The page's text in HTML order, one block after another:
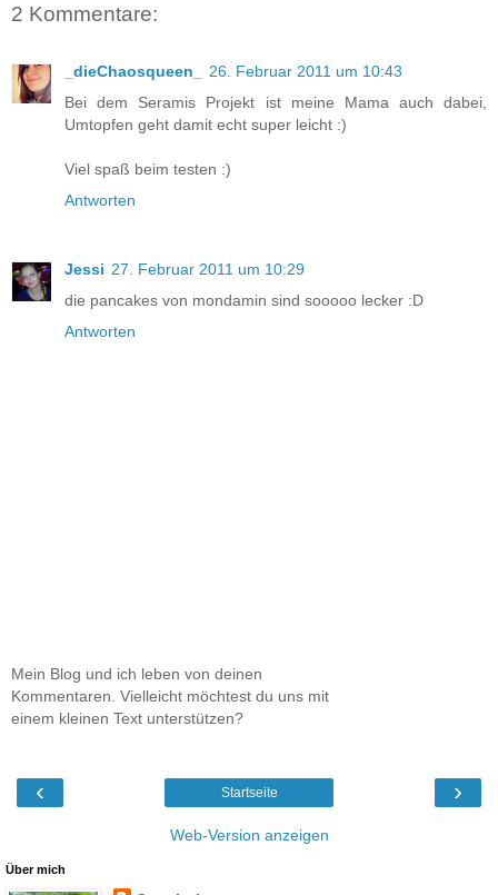
2 Kommentare:
_dieChaosqueen_
26. Februar 2011 um 10:43
Bei dem Seramis Projekt ist meine Mama auch dabei,
Umtopfen geht damit echt super leicht :)
Viel spaß beim testen :)
Antworten
Jessi 27. Februar 2011 um 10:29
die pancakes von mondamin sind sooooo lecker :D
Antworten
Mein Blog und ich leben von deinen
Kommentaren. Vielleicht möchtest du uns mit
einem kleinen Text unterstützen?
‹ ›
Startseite
Web-Version anzeigen
Über mich